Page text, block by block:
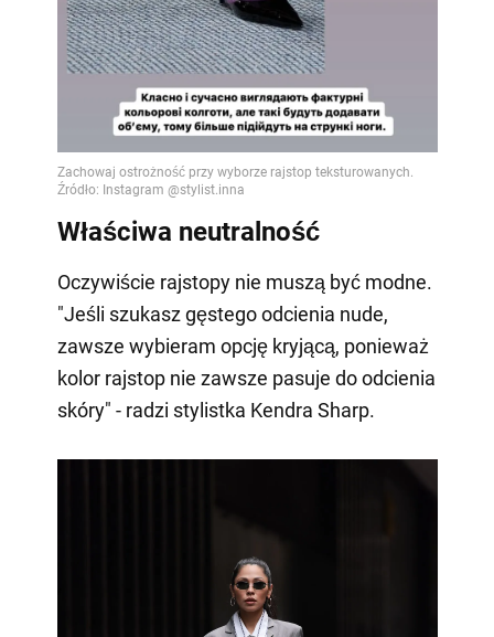
Właściwa neutralność
Oczywiście rajstopy nie muszą być modne.
"Jeśli szukasz gęstego odcienia nude,
zawsze wybieram opcję kryjącą, ponieważ
kolor rajstop nie zawsze pasuje do odcienia
skóry" - radzi stylistka Kendra Sharp.